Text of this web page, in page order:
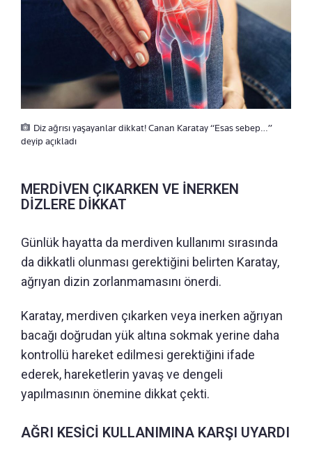
Diz ağrısı yaşayanlar dikkat! Canan Karatay “Esas sebep…”
deyip açıkladı
MERDİVEN ÇIKARKEN VE İNERKEN
DİZLERE DİKKAT
Günlük hayatta da merdiven kullanımı sırasında
da dikkatli olunması gerektiğini belirten Karatay,
ağrıyan dizin zorlanmamasını önerdi.
Karatay, merdiven çıkarken veya inerken ağrıyan
bacağı doğrudan yük altına sokmak yerine daha
kontrollü hareket edilmesi gerektiğini ifade
ederek, hareketlerin yavaş ve dengeli
yapılmasının önemine dikkat çekti.
AĞRI KESİCİ KULLANIMINA KARŞI UYARDI